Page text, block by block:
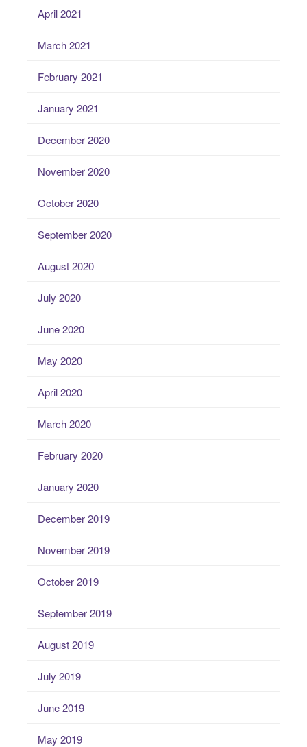
April 2021
March 2021
February 2021
January 2021
December 2020
November 2020
October 2020
September 2020
August 2020
July 2020
June 2020
May 2020
April 2020
March 2020
February 2020
January 2020
December 2019
November 2019
October 2019
September 2019
August 2019
July 2019
June 2019
May 2019